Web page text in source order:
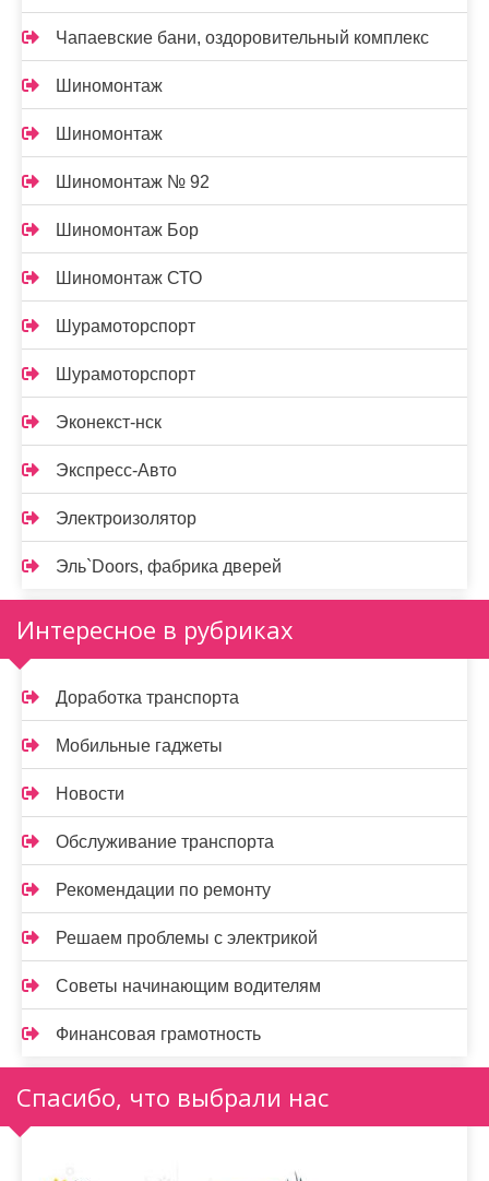
Чапаевские бани, оздоровительный комплекс
Шиномонтаж
Шиномонтаж
Шиномонтаж № 92
Шиномонтаж Бор
Шиномонтаж СТО
Шурамоторспорт
Шурамоторспорт
Эконекст-нск
Экспресс-Авто
Электроизолятор
Эль`Doors, фабрика дверей
Интересное в рубриках
Доработка транспорта
Мобильные гаджеты
Новости
Обслуживание транспорта
Рекомендации по ремонту
Решаем проблемы с электрикой
Советы начинающим водителям
Финансовая грамотность
Спасибо, что выбрали нас